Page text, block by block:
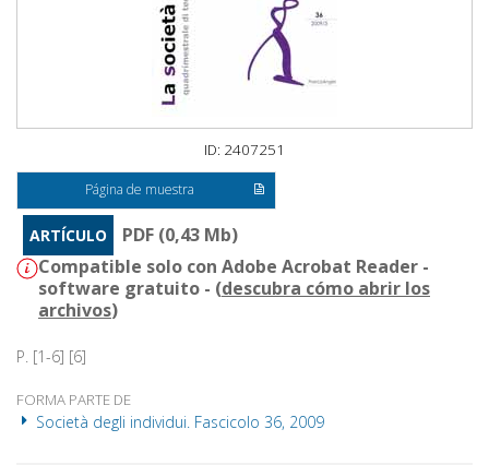
ID: 2407251
Página de muestra
ARTÍCULO
PDF (0,43 Mb)
Compatible solo con Adobe Acrobat Reader -
software gratuito - (descubra cómo abrir los
archivos)
P. [1-6] [6]
FORMA PARTE DE
Società degli individui. Fascicolo 36, 2009